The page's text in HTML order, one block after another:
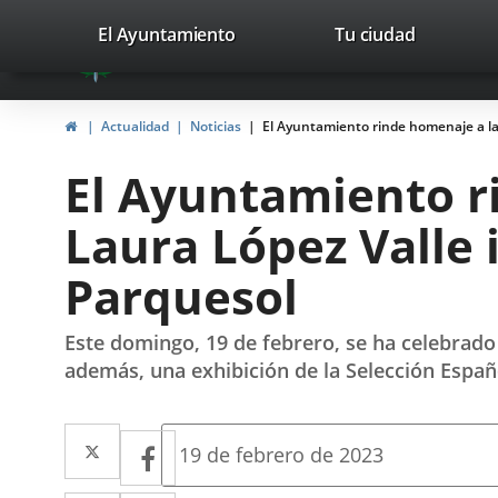
Portal
Web
del
Valladolid
avaTop
valladolid.es
El Ayuntamiento Tu ciudad
InicioActualidad Noticias El Ayuntamiento rinde homenaje a
El Ayuntamiento
Laura López
Parquesol
Este domingo, 19 de febrero, se ha
además, una exhibición de la Selección
Twitter
Enlace
a
Facebook
Enlace
a
Fecha
19 de febrero de 2023